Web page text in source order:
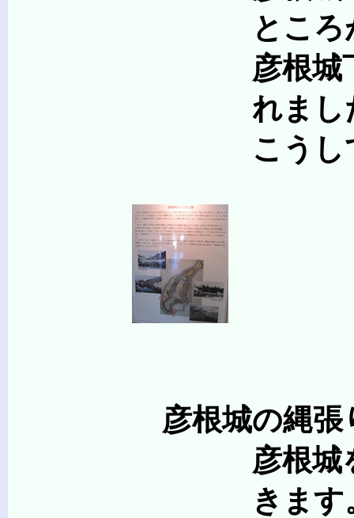
ところが、やがて
彦根城下と鳥居本
れました
こうして南東の中
彦根城の縄張
彦根城を縄張り、
きます